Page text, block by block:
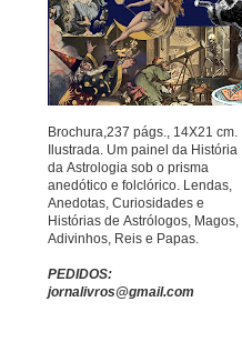
Brochura,237 págs., 14X21 cm.
Ilustrada. Um painel da História
da Astrologia sob o prisma
anedótico e folclórico. Lendas,
Anedotas, Curiosidades e
Histórias de Astrólogos, Magos,
Adivinhos, Reis e Papas.
PEDIDOS:
jornalivros@gmail.com